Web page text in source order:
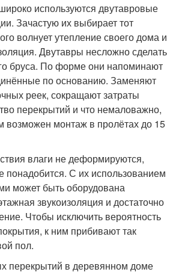
используются двутавровые
Зачастую их выбирает тот
волнует утепление своего дома и
Двутавры несложно сделать
бруса. По форме они напоминают
по основанию. Заменяют
реек, сокращают затраты
перекрытий и что немаловажно,
возможен монтаж в пролётах до 15
влаги не деформируются,
понадобится. С их использованием
может быть оборудована
звукоизоляция и достаточно
Чтобы исключить вероятность
к ним прибивают так
пол.
перекрытий в деревянном доме